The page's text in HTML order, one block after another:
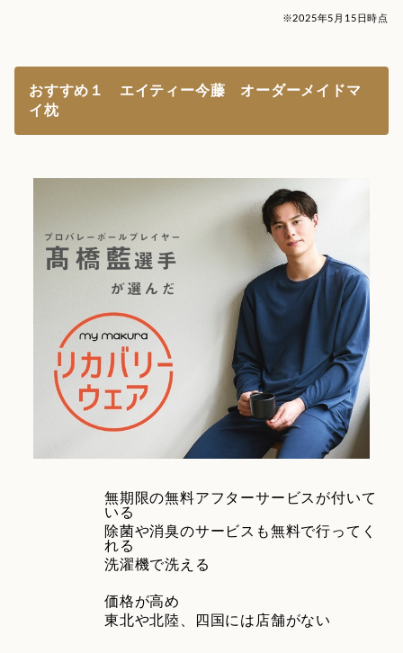
※2025年5月15日時点
おすすめ１ エイティー今藤 オーダーメイドマ
イ枕
無期限の無料アフターサービスが付いて
いる
除菌や消臭のサービスも無料で行ってく
れる
洗濯機で洗える
価格が高め
東北や北陸、四国には店舗がない